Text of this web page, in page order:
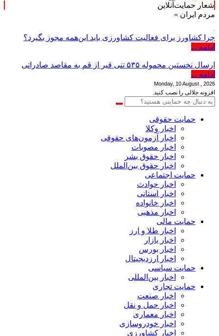
شعار حمایت‌آنلاین
»
چرا کشاورز برای فعالیت کشاورزی باید این‌همه مجوز بگیرد؟
ادامه ...
ارسال نخستین محموله ۵۳۵ تنی قیر از قم به مقاصد صادراتی
ادامه ...
Monday, 10 August , 2026
افزونه جلالی را نصب کنید.
حمایت حقوقی
اخبار وکلا
اخبار آزمون‌های حقوقی
اخبار مصوبات
اخبار حقوق بشر
اخبار حقوق بین‌الملل
حمایت اجتماعی
اخبار حوادث
اخبار استانی
اخبار خانواده
اخبار مذهبی
حمایت مالی
اخبار طلا و ارز
اخبار بازار
اخبار بورس
اخبار ارزدیجیتال
حمایت سیاسی
اخبار بین‌المللی
حمایت تجاری
اخبار صنعت
اخبار حمل و نقل
اخبار معماری
اخبار خودروسازی
اخبار کشاورزی